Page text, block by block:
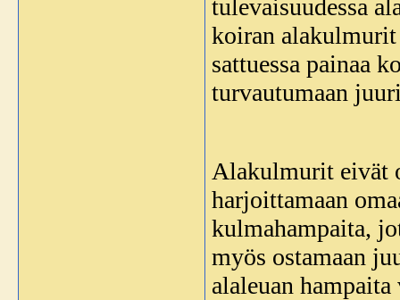
tulevaisuudessa
koiran alakulmurit
sattuessa painaa
turvautumaan
Alakulmurit eivät
harjoittamaan
kulmahampaita,
myös ostamaan
alaleuan